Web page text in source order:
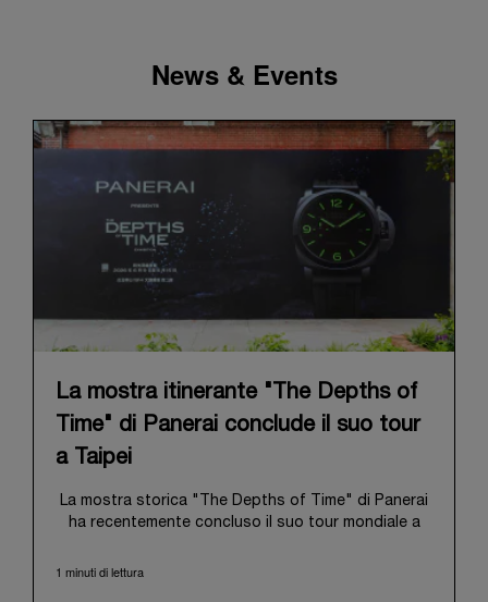
News & Events
La mostra itinerante "The Depths of
Time" di Panerai conclude il suo tour
a Taipei
La mostra storica "The Depths of Time" di Panerai
ha recentemente concluso il suo tour mondiale a
ha aperto le proprie porte al pubblico presso lo
1 minuti di lettura